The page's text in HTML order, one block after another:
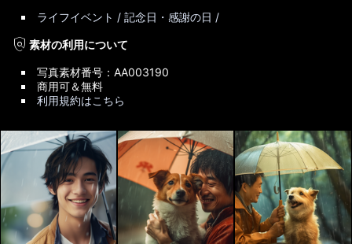
ライフイベント / 記念日・感謝の日 /
policy素材の利用について
写真素材番号：AA003190
商用可＆無料
利用規約はこちら